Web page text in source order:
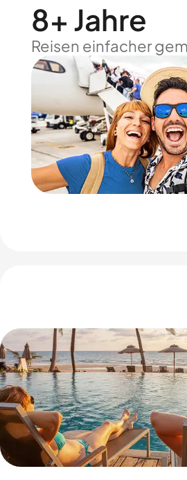
8+ Jahre
Reisen einfacher